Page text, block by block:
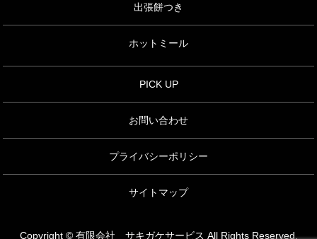
出張餅つき
ホットミール
PICK UP
お問い合わせ
プライバシーポリシー
サイトマップ
Copyright © 有限会社 サキガケサービス All Rights Reserved.